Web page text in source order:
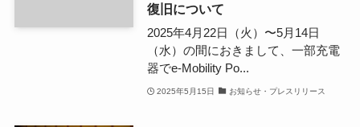
復旧について
2025年4月22日（火）〜5月14日
（水）の間におきまして、一部充電
器でe-Mobility Po...
2025年5月15日 お知らせ・プレスリリース